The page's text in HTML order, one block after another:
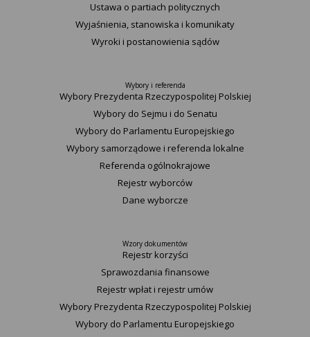
Ustawa o partiach politycznych
Wyjaśnienia, stanowiska i komunikaty
Wyroki i postanowienia sądów
Wybory i referenda
Wybory Prezydenta Rzeczypospolitej Polskiej
Wybory do Sejmu i do Senatu
Wybory do Parlamentu Europejskiego
Wybory samorządowe i referenda lokalne
Referenda ogólnokrajowe
Rejestr wyborców
Dane wyborcze
Wzory dokumentów
Rejestr korzyści
Sprawozdania finansowe
Rejestr wpłat i rejestr umów
Wybory Prezydenta Rzeczypospolitej Polskiej
Wybory do Parlamentu Europejskiego